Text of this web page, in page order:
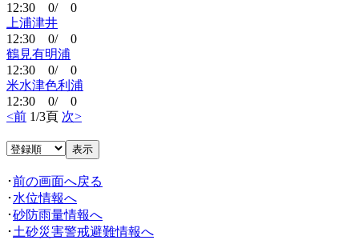
12:30 0/ 0
上浦津井
12:30 0/ 0
鶴見有明浦
12:30 0/ 0
米水津色利浦
12:30 0/ 0
<前 1/3頁 次>
･前の画面へ戻る
･ 水位情報へ
･砂防雨量情報へ
･ 土砂災害警戒避難情報へ